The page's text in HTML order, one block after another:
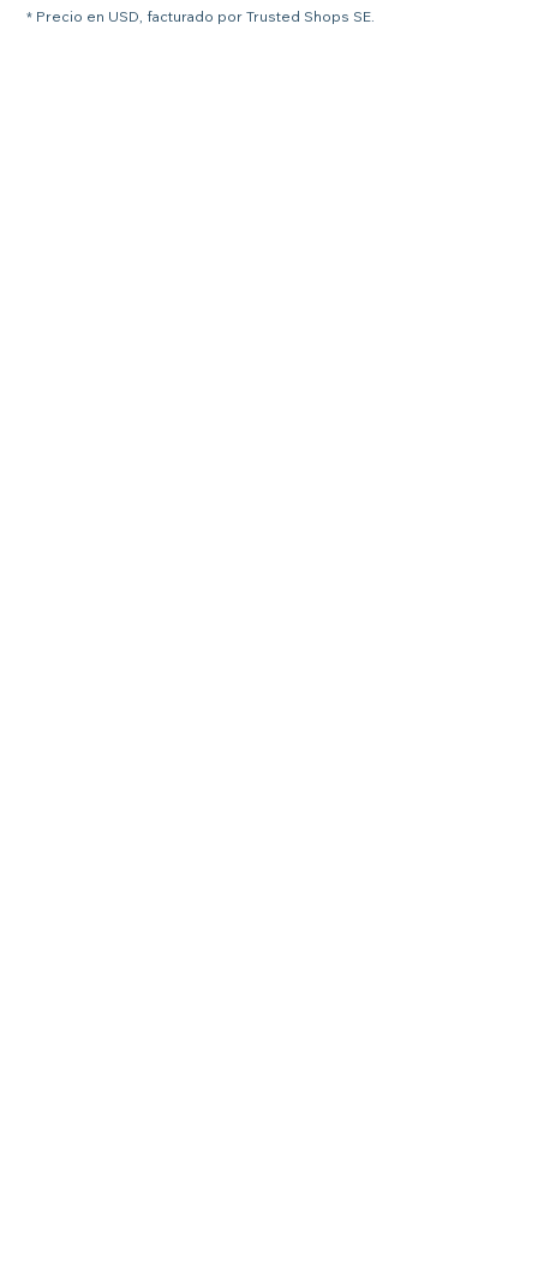
* Precio en USD, facturado por Trusted Shops SE.